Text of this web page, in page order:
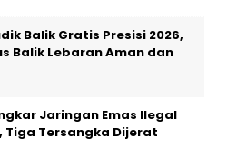
Balik Gratis Presisi 2026,
Balik Lebaran Aman dan
Jaringan Emas Ilegal
Tiga Tersangka Dijerat